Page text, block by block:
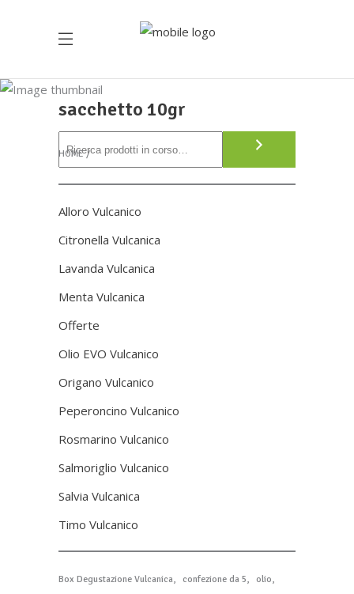
sacchetto 10gr
HOME
Alloro Vulcanico
Citronella Vulcanica
Lavanda Vulcanica
Menta Vulcanica
Offerte
Olio EVO Vulcanico
Origano Vulcanico
Peperoncino Vulcanico
Rosmarino Vulcanico
Salmoriglio Vulcanico
Salvia Vulcanica
Timo Vulcanico
Box Degustazione Vulcanica confezione da 5
olio